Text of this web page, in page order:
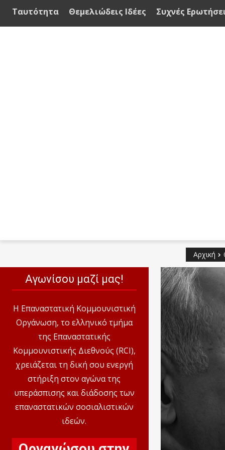
Ταυτότητα Θεμελιώδεις Ιδέες Συχνές
Αρχική
Αγωνίσου μαζί μας!
Η Επαναστατική Κομμουνιστική
Οργάνωση, το ελληνικό τμήμα
της Επαναστατικής
Κομμουνιστικής Διεθνούς (RCI),
χρειάζεται τη δική σου ενεργή
στήριξη στον αγώνα της
υπεράσπισης και διάδοσης των
επαναστατικών σοσιαλιστικών
ιδεών.